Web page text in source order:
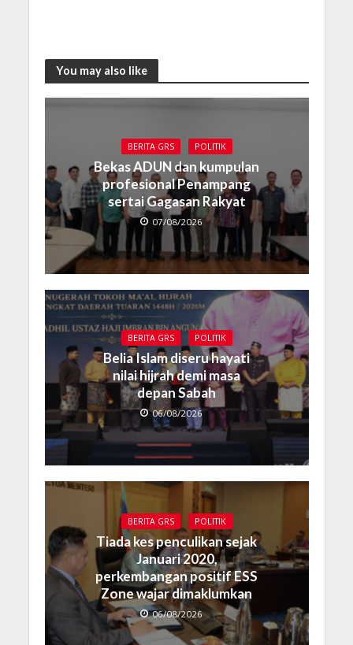
You may also like
BERITA GRS POLITIK
Bekas ADUN dan kumpulan
profesional Penampang
sertai Gagasan Rakyat
07/08/2026
BERITA GRS POLITIK
Belia Islam diseru hayati
nilai hijrah demi masa
depan Sabah
06/08/2026
BERITA GRS POLITIK
Tiada kes penculikan sejak
Januari 2020,
perkembangan positif ESS
Zone wajar dimaklumkan
06/08/2026